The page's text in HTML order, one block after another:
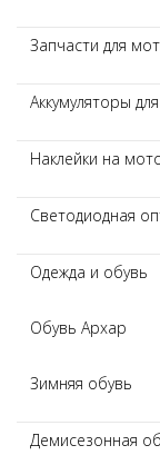
Запчасти для
Аккумуляторы
Наклейки на
Светодиодная
Одежда и обувь
Обувь Архар
Зимняя обувь
Демисезонная